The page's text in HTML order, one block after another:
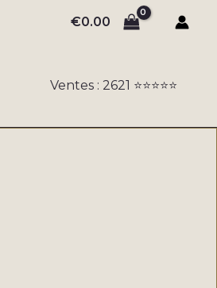
€0.00
Ventes : 2621 ⭐️⭐️⭐️⭐️⭐️